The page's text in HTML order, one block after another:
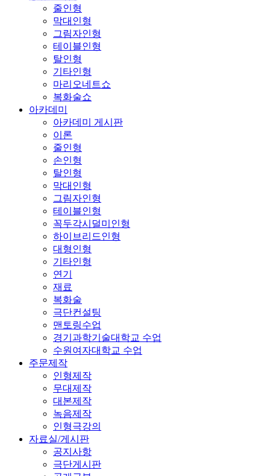
줄인형
막대인형
그림자인형
테이블인형
탈인형
기타인형
마리오네트쇼
복화술쇼
아카데미
아카데미 게시판
이론
줄인형
손인형
탈인형
막대인형
그림자인형
테이블인형
꼭두각시덜미인형
하이브리드인형
대형인형
기타인형
연기
재료
복화술
극단컨설팅
맨토링수업
경기과학기술대학교 수업
수원여자대학교 수업
주문제작
인형제작
무대제작
대본제작
녹음제작
인형극강의
자료실/게시판
공지사항
극단게시판